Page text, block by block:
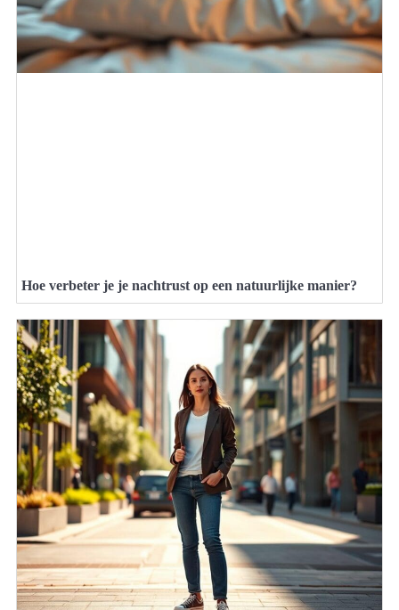
Hoe verbeter je je nachtrust op een natuurlijke manier?